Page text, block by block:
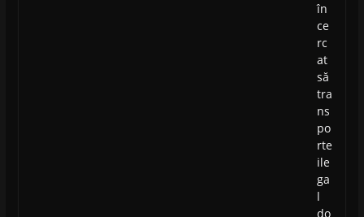
în
ce
rc
at
să
tra
ns
po
rte
ile
ga
l
do